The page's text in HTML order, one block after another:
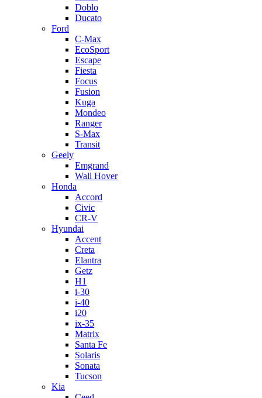
Doblo
Ducato
Ford
C-Max
EcoSport
Escape
Fiesta
Focus
Fusion
Kuga
Mondeo
Ranger
S-Max
Transit
Geely
Emgrand
Wall Hover
Honda
Accord
Civic
CR-V
Hyundai
Accent
Creta
Elantra
Getz
H1
i-30
i-40
i20
ix-35
Matrix
Santa Fe
Solaris
Sonata
Tucson
Kia